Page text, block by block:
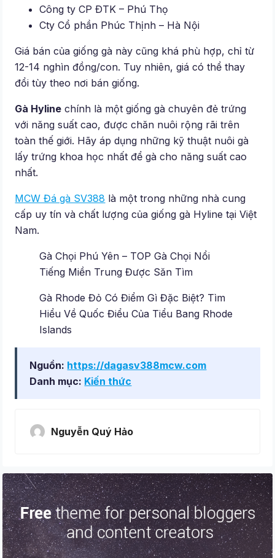
Công ty CP ÐTK – Phú Thọ
Cty Cổ phần Phúc Thịnh – Hà Nội
Giá bán của giống gà này cũng khá phù hợp, chỉ từ
12-14 nghìn đồng/con. Tuy nhiên, giá có thể thay
đổi tùy theo nơi bán giống.
Gà Hyline chính là một giống gà chuyên đẻ trứng
với năng suất cao, được chăn nuôi rộng rãi trên
toàn thế giới. Hãy áp dụng những kỹ thuật nuôi gà
lấy trứng khoa học nhất để gà cho năng suất cao
nhất.
MCW Đá gà SV388 là một trong những nhà cung
cấp uy tín và chất lượng của giống gà Hyline tại Việt
Nam.
Gà Chọi Phú Yên – TOP Gà Chọi Nổi
Tiếng Miền Trung Được Săn Tìm
Gà Rhode Đỏ Có Điểm Gì Đặc Biệt? Tìm
Hiểu Về Quốc Điểu Của Tiểu Bang Rhode
Islands
Nguồn: https://dagasv388mcw.com
Danh mục: Kiến thức
Nguyễn Quý Hảo